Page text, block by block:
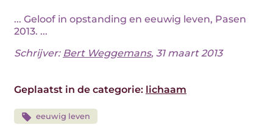
... Geloof in opstanding en eeuwig leven, Pasen
2013. ...
Schrijver: Bert Weggemans, 31 maart 2013
Geplaatst in de categorie: lichaam
eeuwig leven